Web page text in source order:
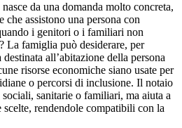
da una domanda molto concreta,
che assistono una persona con
i genitori o i familiari non
La famiglia può desiderare, per
all’abitazione della persona
risorse economiche siano usate per
o percorsi di inclusione. Il notaio
sanitarie o familiari, ma aiuta a
rendendole compatibili con la